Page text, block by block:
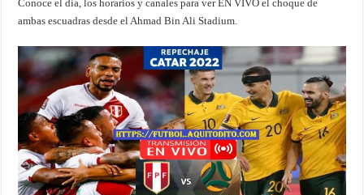
Conoce el día, los horarios y canales para ver EN VIVO el choque de
ambas escuadras desde el Ahmad Bin Ali Stadium.